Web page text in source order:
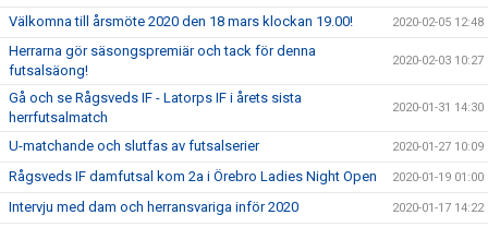
Välkomna till årsmöte 2020 den 18 mars klockan 19.00! 2020-02-05 12:48
Herrarna gör säsongspremiär och tack för denna
futsalsäong!
2020-02-03 10:27
Gå och se Rågsveds IF - Latorps IF i årets sista
herrfutsalmatch
2020-01-31 14:30
U-matchande och slutfas av futsalserier 2020-01-27 10:09
Rågsveds IF damfutsal kom 2a i Örebro Ladies Night Open 2020-01-19 01:00
Intervju med dam och herransvariga inför 2020 2020-01-17 14:22